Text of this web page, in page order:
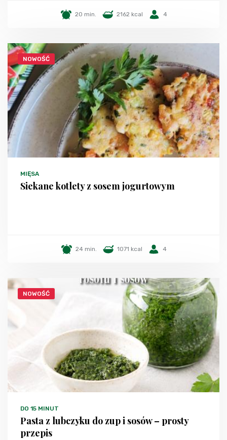
20 min. 2162 kcal 4
NOWOŚĆ
MIĘSA
Siekane kotlety z sosem jogurtowym
24 min. 1071 kcal 4
NOWOŚĆ
DO 15 MINUT
Pasta z lubczyku do zup i sosów – prosty
przepis